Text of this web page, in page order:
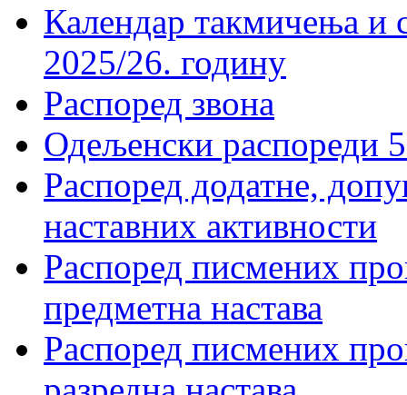
Календар такмичења
2025/26. годину
Распоред звона
Одељенски распореди
Распоред додатне,
наставних активности
Распоред писмених
предметна настава
Распоред писмених